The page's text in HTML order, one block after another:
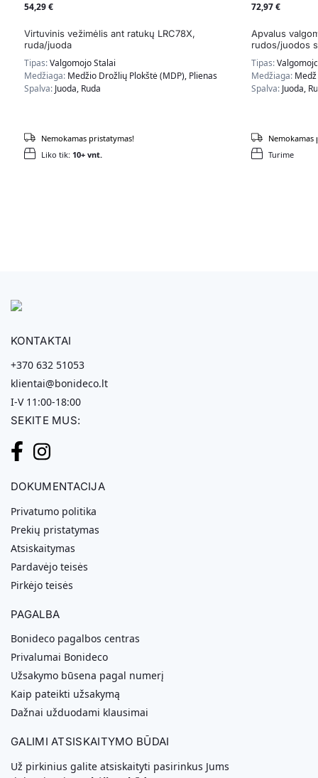
54,29€
Virtuvinis vežimėlis ant ratukų LRC78X,
ruda/juoda
Tipas:Valgomojo Stalai
Medžiaga: Medžio Drožlių Plokštė (MDP), Plienas
Spalva: Juoda, Ruda
Liko tik: 10+ vnt.
Nemokamas pristatymas!
72,97€
Apvalus
rudos/juodos
Tipas:
Medžiaga:
Spalva: Juoda,
Turime
Nemokamas
KONTAKTAI
+370 632 51053
klientai@bonideco.lt
I-V 11:00-18:00
SEKITE MUS:
DOKUMENTACIJA
Privatumo politika
Prekių pristatymas
Atsiskaitymas
Pardavėjo teisės
Pirkėjo teisės
PAGALBA
Bonideco pagalbos centras
Privalumai Bonideco
Užsakymo būsena pagal numerį
Kaip pateikti užsakymą
Dažnai užduodami klausimai
GALIMI ATSISKAITYMO BŪDAI
Už pirkinius galite atsiskaityti pasirinkus Jums